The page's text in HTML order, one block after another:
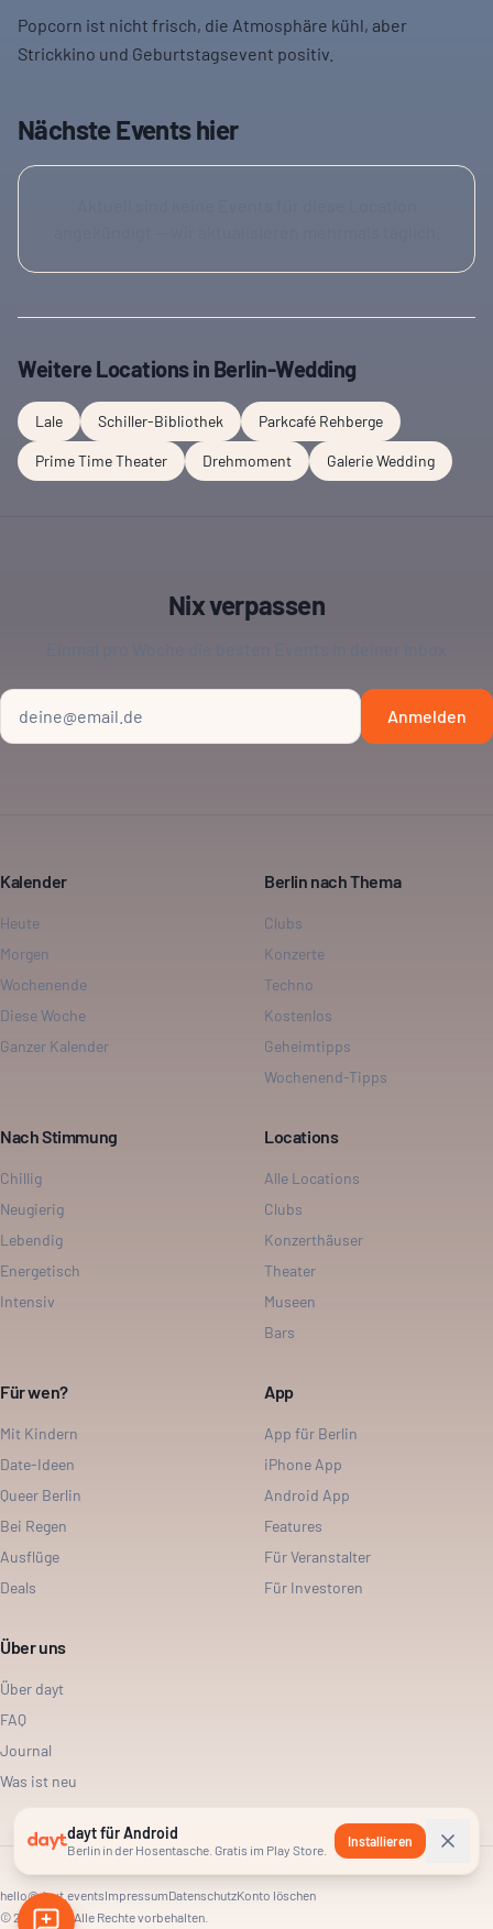
Popcorn ist nicht frisch, die Atmosphäre kühl, aber
Strickkino und Geburtstagsevent positiv.
Nächste Events hier
Weitere Locations in Berlin-Wedding
Lale Schiller-Bibliothek Parkcafé Rehberge
Prime Time Theater Drehmoment Galerie Wedding
Nix verpassen
Anmelden
Kalender
Heute
Morgen
Wochenende
Diese Woche
Ganzer Kalender
Berlin nach Thema
Clubs
Konzerte
Techno
Kostenlos
Geheimtipps
Wochenend-Tipps
Nach Stimmung
Chillig
Neugierig
Lebendig
Energetisch
Intensiv
Locations
Alle Locations
Clubs
Konzerthäuser
Theater
Museen
Bars
Für wen?
Mit Kindern
Date-Ideen
Queer Berlin
Bei Regen
Ausflüge
Deals
App
App für Berlin
iPhone App
Android App
Features
Für Veranstalter
Für Investoren
Über uns
Über dayt
FAQ
Journal
Was ist neu
hello@dayt.eventsImpressumDatenschutzKonto löschen
©2026 dayt. Alle Rechte vorbehalten.
dayt für Android
Berlin in der Hosentasche. Gratis im Play Store.
Installieren